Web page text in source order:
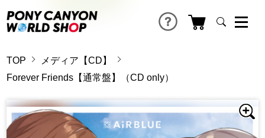
TOP
メディア【CD】
Forever Friends【通常盤】（CD only）